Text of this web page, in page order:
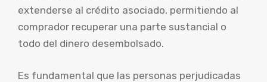
extenderse al crédito asociado, permitiendo al
comprador recuperar una parte sustancial o
todo del dinero desembolsado.
Es fundamental que las personas perjudicadas